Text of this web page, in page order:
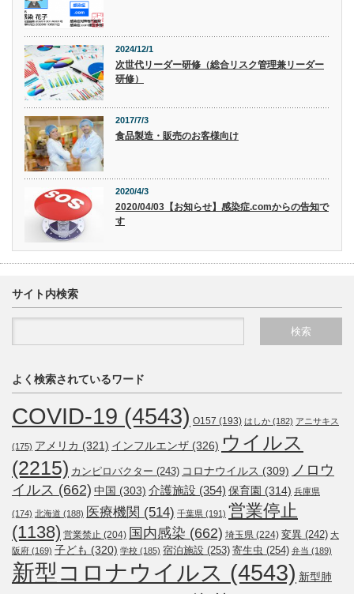
2024/12/1
次世代リーダー研修（総合リスク管理兼リーダー
研修）
2017/7/3
食品製造・販売のお客様向け
2020/4/3
2020/04/03【お知らせ】感染症.comからの告知で
す
サイト内検索
よく検索されているワード
COVID-19 (4543) O157 (193) はしか (182) アニサキス
(175) アメリカ (321) インフルエンザ (326) ウイルス
(2215) カンピロバクター (243) コロナウイルス (309) ノロウ
イルス (662) 中国 (303) 介護施設 (354) 保育園 (314) 兵庫県
(174) 北海道 (188) 医療機関 (514) 千葉県 (191) 営業停止
(1138) 営業禁止 (204) 国内感染 (662) 埼玉県 (224) 変異 (242) 大
阪府 (169) 子ども (320) 学校 (185) 宿泊施設 (253) 寄生虫 (254) 弁当 (189)
新型コロナウイルス (4543) 新型肺